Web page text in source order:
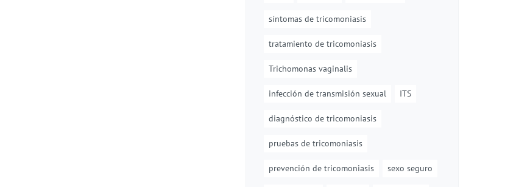
síntomas de tricomoniasis
tratamiento de tricomoniasis
Trichomonas vaginalis
infección de transmisión sexual ITS
diagnóstico de tricomoniasis
pruebas de tricomoniasis
prevención de tricomoniasis sexo seguro